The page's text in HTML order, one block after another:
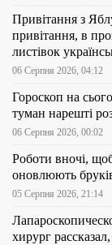
Привітання з
привітання, в
листівок
06 Серпня 2026, 04:12
Гороскоп на
туман нарешті
06 Серпня 2026, 00:02
Роботи вночі,
оновлюють
05 Серпня 2026, 21:14
хирург